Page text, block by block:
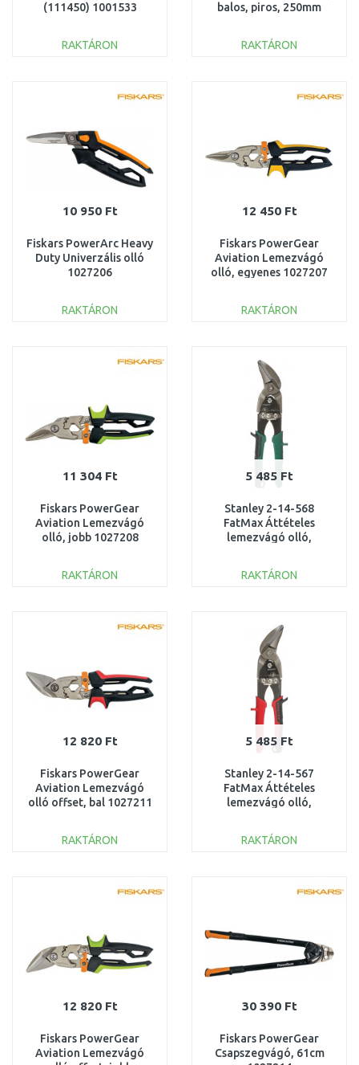
(111450) 1001533
RAKTÁRON
Összehasonlítás
balos, piros, 250mm
RAKTÁRON
Összehasonlítás
10 950 Ft
Fiskars PowerArc Heavy
Duty Univerzális olló
1027206
RAKTÁRON
Összehasonlítás
12 450 Ft
Fiskars PowerGear
Aviation Lemezvágó
olló, egyenes 1027207
RAKTÁRON
Összehasonlítás
11 304 Ft
Fiskars PowerGear
Aviation Lemezvágó
olló, jobb 1027208
RAKTÁRON
Összehasonlítás
5 485 Ft
Stanley 2-14-568
FatMax Áttételes
lemezvágó olló,
250mm
RAKTÁRON
Összehasonlítás
12 820 Ft
Fiskars PowerGear
Aviation Lemezvágó
olló offset, bal 1027211
RAKTÁRON
Összehasonlítás
5 485 Ft
Stanley 2-14-567
FatMax Áttételes
lemezvágó olló,
250mm
RAKTÁRON
Összehasonlítás
12 820 Ft
Fiskars PowerGear
Aviation Lemezvágó
30 390 Ft
Fiskars PowerGear
Csapszegvágó, 61cm